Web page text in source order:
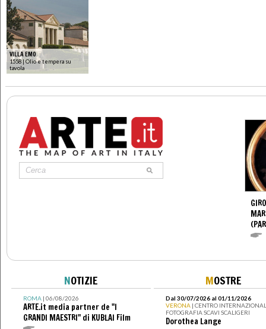
VILLA EMO
1558 | Olio e tempera su
tavola
NOTIZIE
ROMA| 06/08/2026
ARTE.it media partner de "I
GRANDI MAESTRI" di KUBLAI Film
MOSTRE
Dal 30/07/2026 al 01/11/2026
VERONA | CENTRO
FOTOGRAFIA SCAVI SCALIGERI
Dorothea Lange